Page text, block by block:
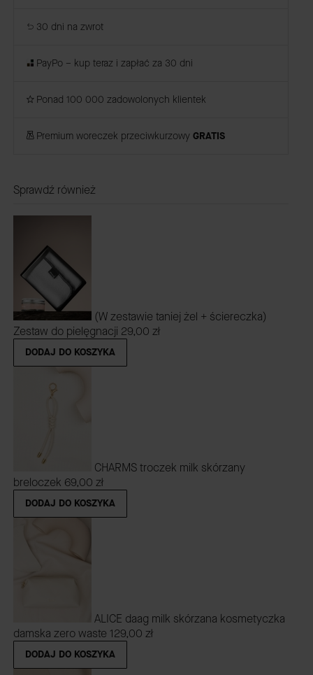
30 dni na zwrot
PayPo – kup teraz i zapłać za 30 dni
Ponad 100 000 zadowolonych klientek
Premium woreczek przeciwkurzowy GRATIS
Sprawdź również
(W zestawie taniej żel + ściereczka)
Zestaw do pielęgnacji 29,00 zł
DODAJ DO KOSZYKA
CHARMS troczek milk skórzany
breloczek 69,00 zł
DODAJ DO KOSZYKA
ALICE daag milk skórzana kosmetyczka
damska zero waste 129,00 zł
DODAJ DO KOSZYKA